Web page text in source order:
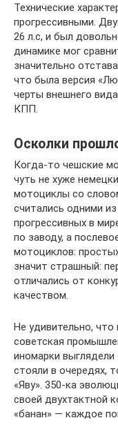
Технические
прогрессивными.
26 л.с, и был
динамике мог
значительно
что была версия
черты внешнего
КПП.
Осколки
Когда-то чешские
чуть не хуже
мотоциклы со
считались одними
прогрессивных в
по заводу, а
мотоциклов:
значит страшный:
отличались от
качеством.
Не удивительно, что
советская
иномарки
стояли в очередях,
«Яву». 350-ка
своей двухтактной
«банан» — каждое